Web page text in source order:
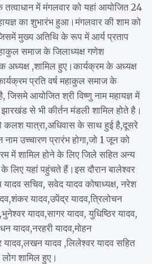
तत्वाधान में मंगलवार को यहां आयोजित 24
का शुभारंभ हुआ।मंगलवार की शाम को
मुख्य अतिथि के रूप में आर्य प्रताप
समाज के जिलाध्यक्ष गणेश
अध्यक्ष ,शामिल हुए।कार्यक्रम के अध्यक्ष
प्रति वर्ष महाकुल समाज के
जिसमे आयोजित श्री विष्णु नाम महायज्ञ में
से भी कीर्तन मंडली शामिल होते है।
कलश यात्रा,अधिवास के साथ हुई है,दूसरे
उच्चारण प्रारंभ होगा,जो 1 जून को
में शामिल होने के लिए जिले सहित अन्य
के लिए यहां पहुंचते हैं।इस दौरान बालेश्वर
यादव सचिव, सवेद यादव कोषाध्यक्ष, नरेश
यादव,उपेंद्र यादव,त्रिलोचन
यादव,सागर यादव, युधिष्ठिर यादव,
यादव,नरहरी यादव,मोहन
यादव,लखन यादव ,लिलेश्वर यादव सहित
शामिल हुए।